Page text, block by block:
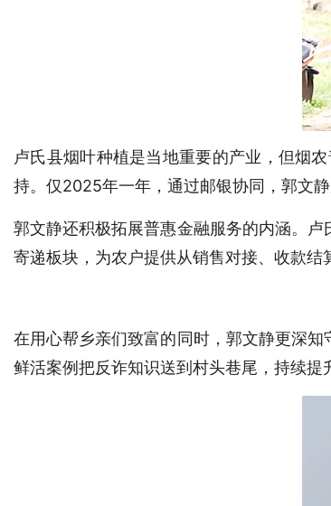
卢氏县烟叶种植是当地重要的产业，但烟
持。仅2025年一年，通过邮银协同，郭文
郭文静还积极拓展普惠金融服务的内涵。
寄递板块，为农户提供从销售对接、收款结
在用心帮乡亲们致富的同时，郭文静更深知
鲜活案例把反诈知识送到村头巷尾，持续提